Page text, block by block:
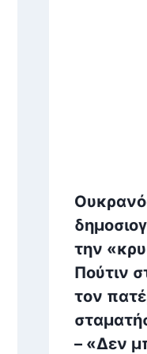
την
Πούτιν
τον
– «Δεν